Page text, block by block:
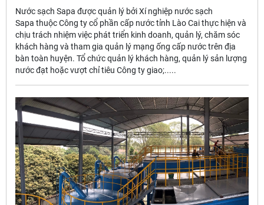
Nước sạch Sapa được quản lý bởi Xí nghiệp nước sạch
Sapa thuộc Công ty cổ phần cấp nước tỉnh Lào Cai thực hiện và
chịu trách nhiệm việc phát triển kinh doanh, quản lý, chăm sóc
khách hàng và tham gia quản lý mạng ống cấp nước trên địa
bàn toàn huyện. Tổ chức quản lý khách hàng, quản lý sản lượng
nước đạt hoặc vượt chỉ tiêu Công ty giao;.....